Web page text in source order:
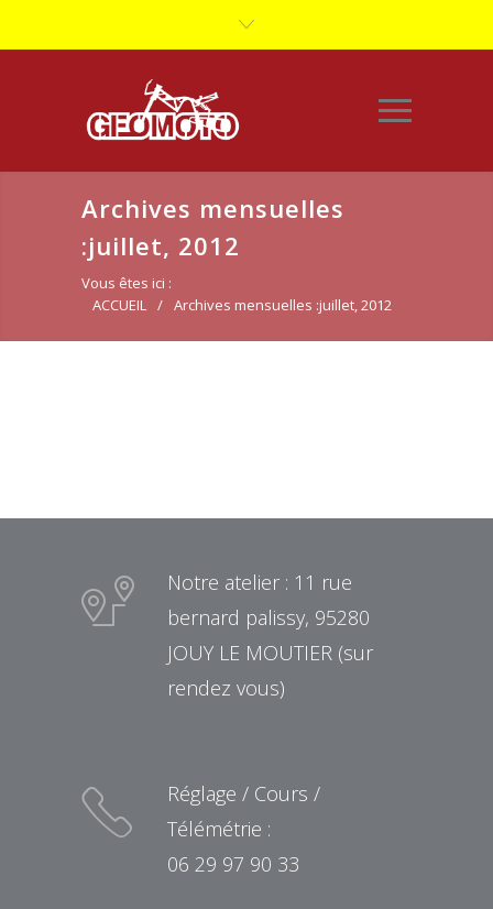
Archives mensuelles
:juillet, 2012
Vous êtes ici :
ACCUEIL / Archives mensuelles :juillet, 2012
Notre atelier : 11 rue
bernard palissy, 95280
JOUY LE MOUTIER (sur
rendez vous)
Réglage / Cours /
Télémétrie :
06 29 97 90 33